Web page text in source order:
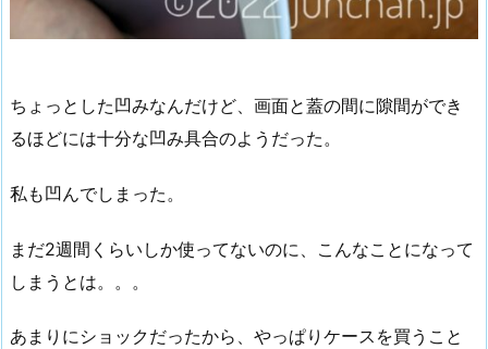
ちょっとした凹みなんだけど、画面と蓋の間に隙間ができ
るほどには十分な凹み具合のようだった。
私も凹んでしまった。
まだ2週間くらいしか使ってないのに、こんなことになって
しまうとは。。。
あまりにショックだったから、やっぱりケースを買うこと